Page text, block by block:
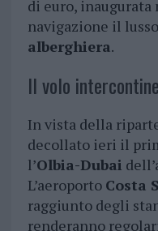
di euro,
navigazione il
alberghiera.
Il volo
In vista della
decollato ieri il
l’Olbia-Dubai
L’aeroporto Costa
raggiunto degli
renderanno